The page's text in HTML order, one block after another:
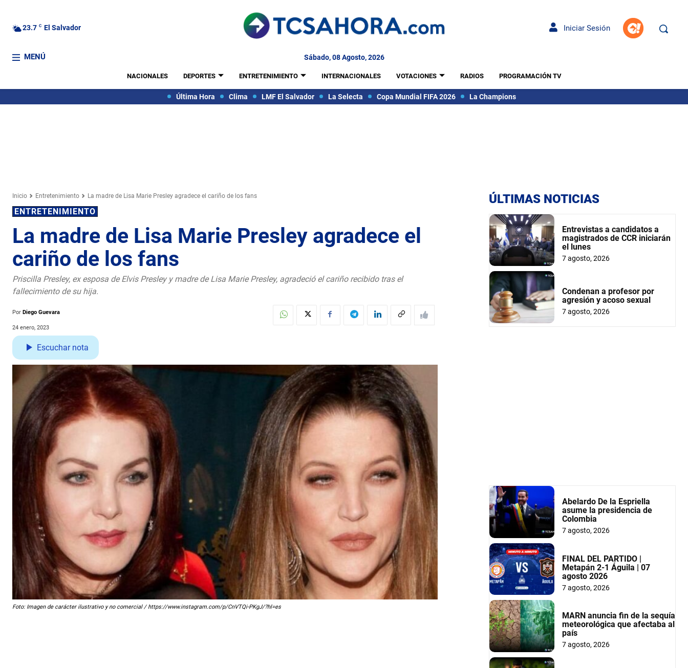
23.7 C El Salvador Iniciar Sesión
MENÚ Sábado, 08 Agosto, 2026
NACIONALES DEPORTES ENTRETENIMIENTO INTERNACIONALES VOTACIONES RADIOS PROGRAMACIÓN TV
Última Hora Clima LMF El Salvador La Selecta Copa Mundial FIFA 2026 La Champions
Inicio Entretenimiento La madre de Lisa Marie Presley agradece el cariño de los fans
ENTRETENIMIENTO
La madre de Lisa Marie Presley agradece el
cariño de los fans
Priscilla Presley, ex esposa de Elvis Presley y madre de Lisa Marie Presley, agradeció el cariño recibido tras el
fallecimiento de su hija.
Por Diego Guevara
24 enero, 2023
Escuchar nota
Foto: Imagen de carácter ilustrativo y no comercial / https://www.instagram.com/p/CnVTQi-PKgJ/?hl=es
ÚLTIMAS NOTICIAS
Entrevistas a candidatos a
magistrados de CCR iniciarán
el lunes
7 agosto, 2026
Condenan a profesor por
agresión y acoso sexual
7 agosto, 2026
Abelardo De la Espriella
asume la presidencia de
Colombia
7 agosto, 2026
FINAL DEL PARTIDO |
Metapán 2-1 Águila | 07
agosto 2026
7 agosto, 2026
MARN anuncia fin de la sequía
meteorológica que afectaba al
país
7 agosto, 2026